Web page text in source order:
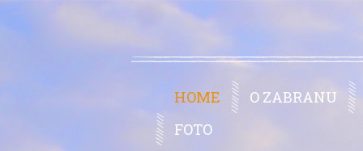
HOME
O ZABRANU
FOTO